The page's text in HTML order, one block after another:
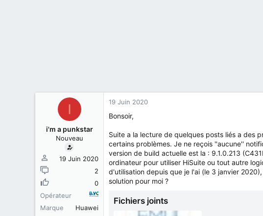
I
i'm a punkstar
Nouveau
19 Juin 2020
2
0
Opérateur
Marque
Huawei
19 Juin 2020
Bonsoir,
Suite a la lecture de quelques posts liés a des
certains problèmes. Je ne reçois ''aucune''
version de build actuelle est la : 9.1.0.213
ordinateur pour utiliser HiSuite ou tout autre
d'utilisation depuis que je l'ai (le 3 janvier
solution pour moi ?
Fichiers joints